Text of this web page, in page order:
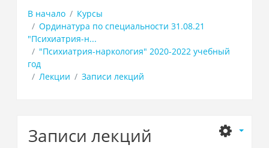
В начало
Курсы
Ординатура по специальности 31.08.21
"Психиатрия-н...
"Психиатрия-наркология" 2020-2022 учебный
год
Лекции
Записи лекций
Записи лекций